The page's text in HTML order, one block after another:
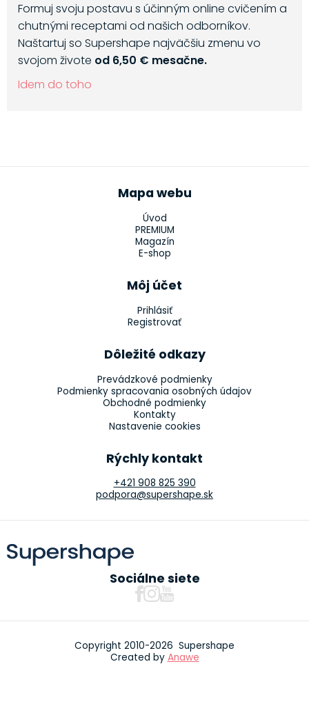
Formuj svoju postavu s účinným online cvičením a
chutnými receptami od našich odborníkov.
Naštartuj so Supershape najväčšiu zmenu vo
svojom živote od 6,50 € mesačne.
Idem do toho
Mapa webu
Úvod
PREMIUM
Magazín
E-shop
Môj účet
Prihlásiť
Registrovať
Dôležité odkazy
Prevádzkové podmienky
Podmienky spracovania osobných údajov
Obchodné podmienky
Kontakty
Nastavenie cookies
Rýchly kontakt
+421 908 825 390
podpora@supershape.sk
Sociálne siete
Copyright 2010-2026 Supershape
Created by Anawe